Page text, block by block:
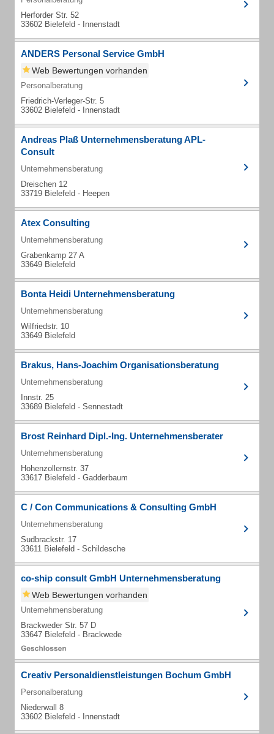
Herforder Str. 52
33602 Bielefeld - Innenstadt
ANDERS Personal Service GmbH
Web Bewertungen vorhanden
Personalberatung
Friedrich-Verleger-Str. 5
33602 Bielefeld - Innenstadt
Andreas Plaß Unternehmensberatung APL-
Consult
Unternehmensberatung
Dreischen 12
33719 Bielefeld - Heepen
Atex Consulting
Unternehmensberatung
Grabenkamp 27 A
33649 Bielefeld
Bonta Heidi Unternehmensberatung
Unternehmensberatung
Wilfriedstr. 10
33649 Bielefeld
Brakus, Hans-Joachim Organisationsberatung
Unternehmensberatung
Innstr. 25
33689 Bielefeld - Sennestadt
Brost Reinhard Dipl.-Ing. Unternehmensberater
Unternehmensberatung
Hohenzollernstr. 37
33617 Bielefeld - Gadderbaum
C / Con Communications & Consulting GmbH
Unternehmensberatung
Sudbrackstr. 17
33611 Bielefeld - Schildesche
co-ship consult GmbH Unternehmensberatung
Web Bewertungen vorhanden
Unternehmensberatung
Brackweder Str. 57 D
33647 Bielefeld - Brackwede
Creativ Personaldienstleistungen Bochum GmbH
Personalberatung
Niederwall 8
33602 Bielefeld - Innenstadt